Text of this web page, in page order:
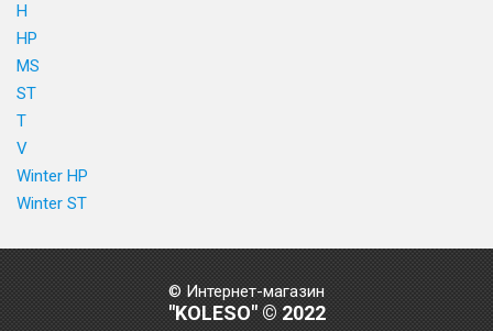
H
HP
MS
ST
T
V
Winter HP
Winter ST
© Интернет-магазин
"KOLESO" © 2022